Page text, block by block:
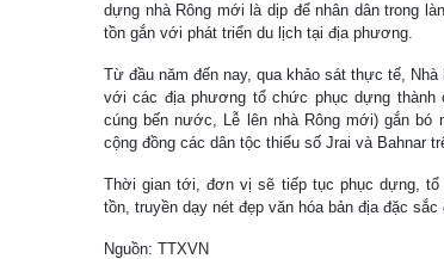
dựng nhà Rông mới là dịp để nhân dân trong
tồn gắn với phát triển du lịch tại địa phương.
Từ đầu năm đến nay, qua khảo sát thực tế,
với các địa phương tổ chức phục dựng thành
cúng bến nước, Lễ lên nhà Rông mới) gắn
cộng đồng các dân tộc thiểu số Jrai và Bahnar
Thời gian tới, đơn vị sẽ tiếp tục phục dựng,
tồn, truyền dạy nét đẹp văn hóa bản địa đặc
Nguồn: TTXVN